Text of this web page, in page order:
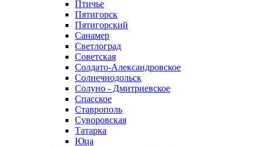
Птичье
Пятигорск
Пятигорский
Санамер
Светлоград
Советская
Солдато-Александровское
Солнечнодольск
Солуно - Дмитриевское
Спасское
Ставрополь
Суворовская
Татарка
Юца